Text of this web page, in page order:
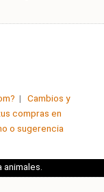
| Cambios y
compras en
o sugerencia